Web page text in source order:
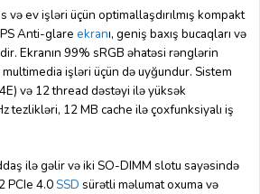
ev işləri üçün optimallaşdırılmış kompakt
Anti-glare ekranı, geniş baxış bucaqları və
Ekranın 99% sRGB əhatəsi rənglərin
işləri üçün də uyğundur. Sistem
və 12 thread dəstəyi ilə yüksək
tezlikləri, 12 MB cache ilə çoxfunksiyalı iş
ilə gəlir və iki SO-DIMM slotu sayəsində
PCIe 4.0 SSD sürətli məlumat oxuma və